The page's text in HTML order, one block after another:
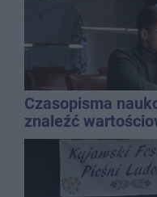
Czasopisma
znaleźć